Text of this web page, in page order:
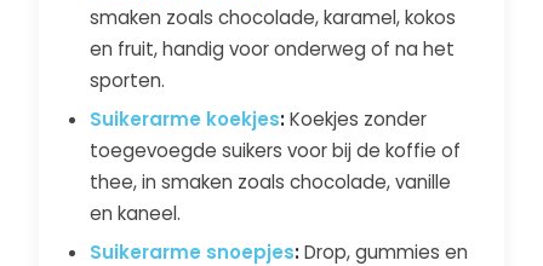
smaken zoals chocolade, karamel, kokos
en fruit, handig voor onderweg of na het
sporten.
Suikerarme koekjes:Koekjes zonder
toegevoegde suikers voor bij de koffie of
thee, in smaken zoals chocolade, vanille
en kaneel.
Suikerarme snoepjes:Drop, gummies en